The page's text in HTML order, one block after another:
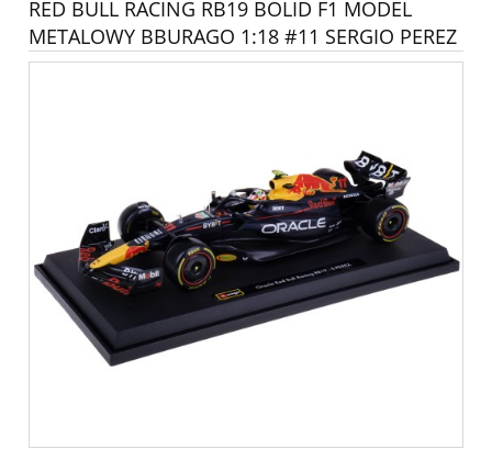
RED BULL RACING RB19 BOLID F1 MODEL
METALOWY BBURAGO 1:18 #11 SERGIO PEREZ